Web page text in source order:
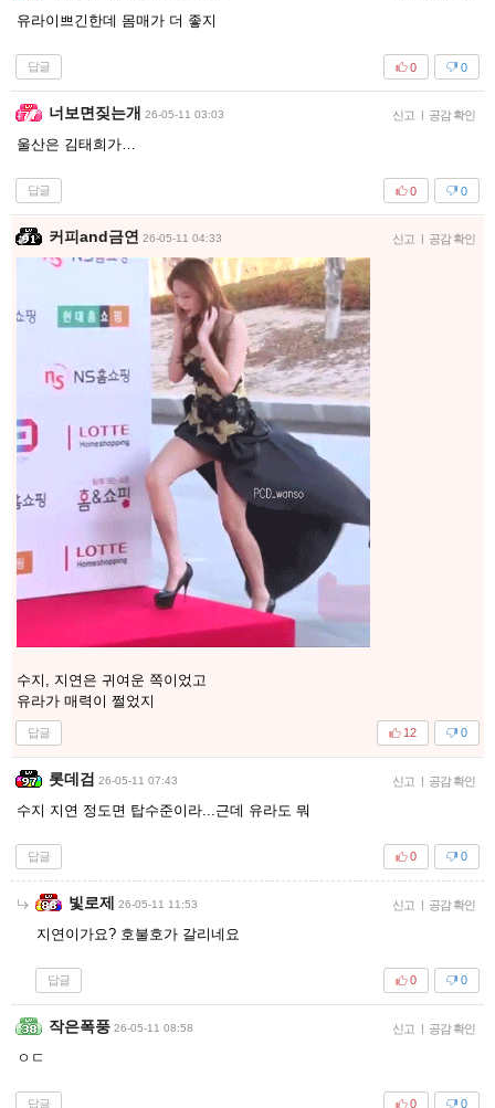
유라이쁘긴한데 몸매가 더 좋지
답글 0
0
너보면짖는개 26-05-11 03:03 신고 | 공감 확인
울산은 김태희가…
답글 0
0
커피and금연 26-05-11 04:33 신고 | 공감 확인
수지, 지연은 귀여운 쪽이었고
유라가 매력이 쩔었지
답글 0
12
롯데검 26-05-11 07:43 신고 | 공감 확인
수지 지연 정도면 탑수준이라...근데 유라도 뭐
답글 0
0
빛로제 26-05-11 11:53 신고 | 공감 확인
지연이가요? 호불호가 갈리네요
답글 0
0
작은폭풍 26-05-11 08:58 신고 | 공감 확인
ㅇㄷ
답글 0
0